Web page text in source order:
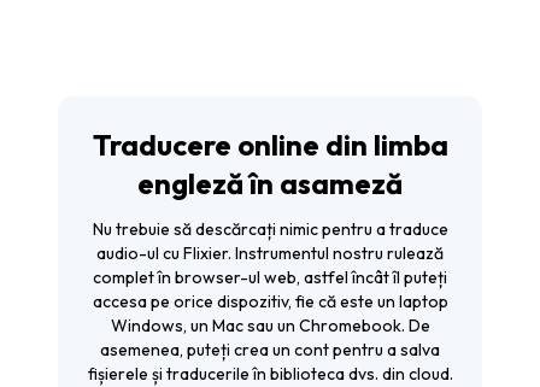
Traducere online din limba
engleză în asameză
Nu trebuie să descărcați nimic pentru a traduce
audio-ul cu Flixier. Instrumentul nostru rulează
complet în browser-ul web, astfel încât îl puteți
accesa pe orice dispozitiv, fie că este un laptop
Windows, un Mac sau un Chromebook. De
asemenea, puteți crea un cont pentru a salva
fișierele și traducerile în biblioteca dvs. din cloud.